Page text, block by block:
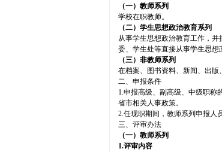
（一）教师系列
学校在职教师。
（二）学生思想政治教育系列
从事学生思想政治教育工作，
委、学生处等直接从事学生思想
（三）非教师系列
在档案、图书资料、新闻、出版
二、申报条件
1.申报高级、副高级、中级职称
省市相关人事政策。
2.任现职期间，教师系列申报人
三、评审办法
（一）教师系列
1.评审内容